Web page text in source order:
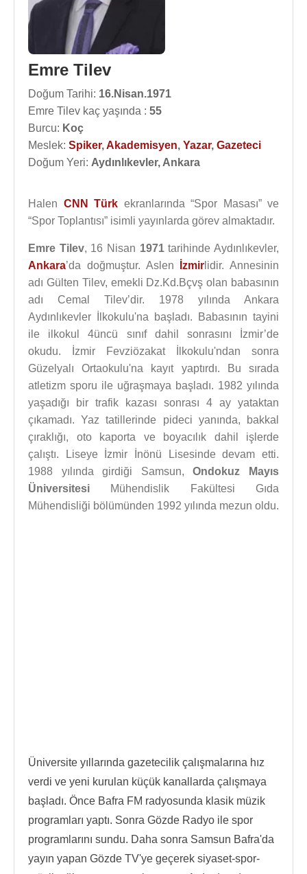
Emre Tilev
Doğum Tarihi: 16.Nisan.1971
Emre Tilev kaç yaşında : 55
Burcu: Koç
Meslek: Spiker,Akademisyen, Yazar, Gazeteci
Doğum Yeri: Aydınlıkevler, Ankara
Halen CNN Türk ekranlarında “Spor Masası” ve
“Spor Toplantısı” isimli yayınlarda görev almaktadır.
Emre Tilev, 16 Nisan 1971tarihinde Aydınlıkevler,
Ankara’da doğmuştur. Aslen İzmir lidir. Annesinin
adı Gülten Tilev, emekli Dz.Kd.Bçvş olan babasının
adı Cemal Tilev’dir. 1978 yılında Ankara
Aydınlıkevler İlkokulu'na başladı. Babasının tayini
ile ilkokul 4üncü sınıf dahil sonrasını İzmir’de
okudu. İzmir Fevziözakat İlkokulu'ndan sonra
Güzelyalı Ortaokulu'na kayıt yaptırdı. Bu sırada
atletizm sporu ile uğraşmaya başladı. 1982 yılında
yaşadığı bir trafik kazası sonrası 4 ay yataktan
çıkamadı. Yaz tatillerinde pideci yanında, bakkal
çıraklığı, oto kaporta ve boyacılık dahil işlerde
çalıştı. Liseye İzmir İnönü Lisesinde devam etti.
1988 yılında girdiği Samsun,Ondokuz Mayıs
Üniversitesi Mühendislik Fakültesi Gıda
Mühendisliği bölümünden 1992 yılında mezun oldu.
Üniversite yıllarında gazetecilik çalışmalarına hız
verdi ve yeni kurulan küçük kanallarda çalışmaya
başladı. Önce Bafra FM radyosunda klasik müzik
programları yaptı. Sonra Gözde Radyo ile spor
programlarını sundu. Daha sonra Samsun Bafra'da
yayın yapan Gözde TV'ye geçerek siyaset-spor-